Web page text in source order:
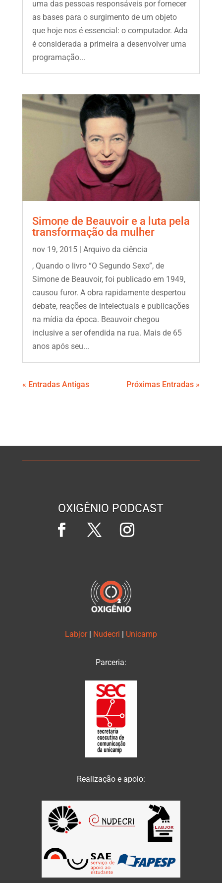
uma das pessoas responsáveis por fornecer
as bases para o surgimento de um objeto
que hoje nos é essencial: o computador. Ada
é considerada a primeira a desenvolver uma
programação...
Simone de Beauvoir e a luta pela
transformação da mulher
nov 19, 2015| Arquivo da ciência
, Quando o livro “O Segundo Sexo”, de
Simone de Beauvoir, foi publicado em 1949,
causou furor. A obra rapidamente despertou
debate, reações de intelectuais e publicações
na mídia da época. Beauvoir chegou
inclusive a ser ofendida na rua. Mais de 65
anos após seu...
« Entradas Antigas Próximas Entradas »
OXIGÊNIO PODCAST
Labjor | Nudecri | Unicamp
Parceria:
Realização e apoio: